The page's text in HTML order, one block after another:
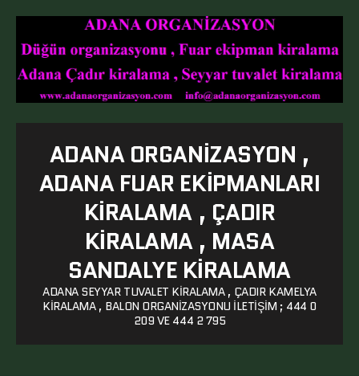
ADANA ORGANIZASYON ,
ADANA FUAR EKIPMANLARI
KIRALAMA , ÇADIR
KIRALAMA , MASA
SANDALYE KIRALAMA
ADANA SEYYAR TUVALET KIRALAMA , ÇADIR KAMELYA
KIRALAMA , BALON ORGANIZASYONU ILETIŞIM ; 444 0
209 VE 444 2 795